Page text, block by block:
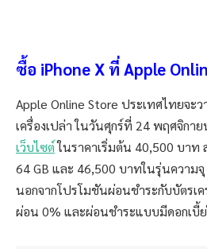
ซื้อ iPhone X ที่ Apple
Apple Online Store ประเทศไทยจะ
เครื่องเปล่า ในวันศุกร์ที่ 24 พฤศจิกา
เว็บไซต์ในราคาเริ่มต้น 40,500 บาท
64 GB และ 46,500 บาทในรุ่นความ
นอกจากโปรโมชันผ่อนชำระกับบัตรเ
ผ่อน 0% และผ่อนชำระแบบมีดอกเบี้